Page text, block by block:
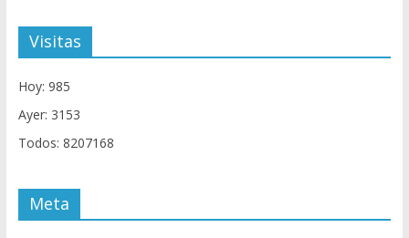
Visitas
Hoy: 985
Ayer: 3153
Todos: 8207168
Meta